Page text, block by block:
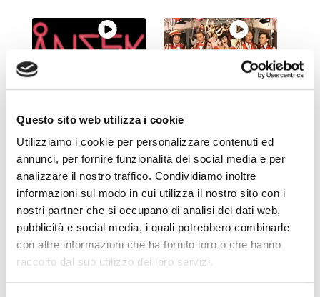
Questo sito web utilizza i cookie
Utilizziamo i cookie per personalizzare contenuti ed
annunci, per fornire funzionalità dei social media e per
analizzare il nostro traffico. Condividiamo inoltre
informazioni sul modo in cui utilizza il nostro sito con i
nostri partner che si occupano di analisi dei dati web,
pubblicità e social media, i quali potrebbero combinarle
con altre informazioni che ha fornito loro o che hanno
raccolto dal suo utilizzo dei loro servizi.
EUROVISION 2021
Marisa Laurito in
ORNELLA VANONI +
GINO PAOLI LIVE
GIGI PROIETTI – E
ME METTO A CANTA
SOFIA